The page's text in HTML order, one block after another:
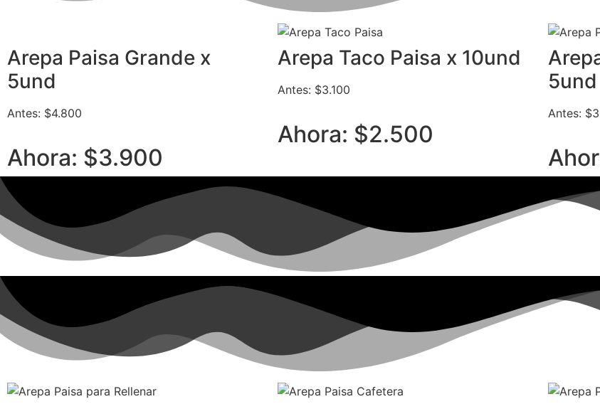
Arepa Paisa Grande x
5und
Antes: $4.800
Ahora: $3.900
Arepa Taco Paisa x 10und
Antes: $3.100
Ahora: $2.500
5und
Antes: